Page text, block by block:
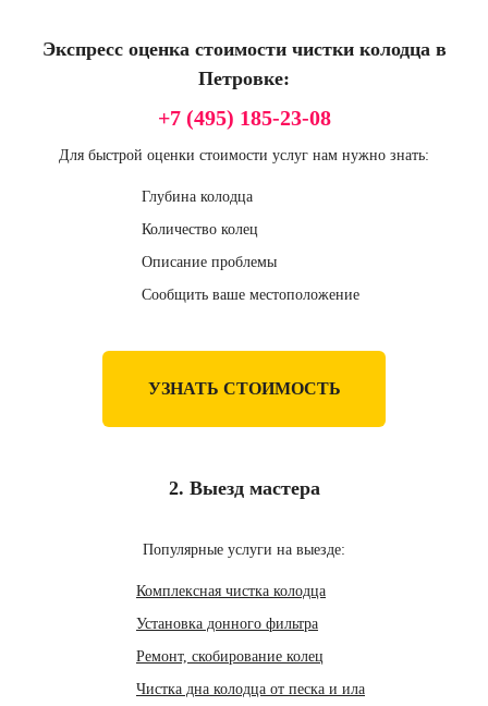
Экспресс оценка стоимости чистки колодца в
Петровке:
+7 (495) 185-23-08
Для быстрой оценки стоимости услуг нам нужно знать:
Глубина колодца
Количество колец
Описание проблемы
Сообщить ваше местоположение
УЗНАТЬ СТОИМОСТЬ
2. Выезд мастера
Популярные услуги на выезде:
Комплексная чистка колодца
Установка донного фильтра
Ремонт, скобирование колец
Чистка дна колодца от песка и ила